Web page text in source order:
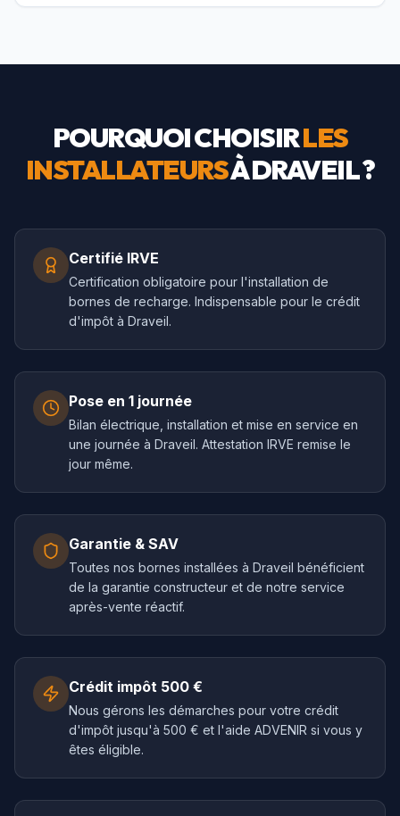
POURQUOI CHOISIRLES
INSTALLATEURSÀDRAVEIL?
Certifié IRVE
Certification obligatoire pour l'installation de
bornes de recharge. Indispensable pour le crédit
d'impôt à Draveil.
Pose en 1 journée
Bilan électrique, installation et mise en service en
une journée à Draveil. Attestation IRVE remise le
jour même.
Garantie & SAV
Toutes nos bornes installées à Draveil bénéficient
de la garantie constructeur et de notre service
après-vente réactif.
Crédit impôt 500 €
Nous gérons les démarches pour votre crédit
d'impôt jusqu'à 500 € et l'aide ADVENIR si vous y
êtes éligible.